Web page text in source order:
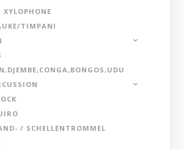
XYLOPHONE
TIMPANI
/ SCHELLENTROMMEL